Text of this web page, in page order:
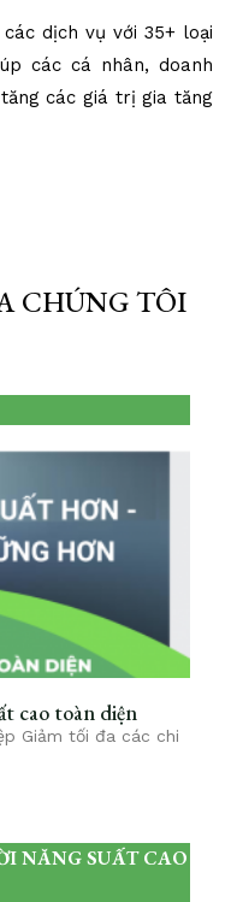
dịch vụ với 35+ loại
các cá nhân, doanh
các giá trị gia tăng
CHÚNG TÔI
cao toàn diện
Giảm tối đa các chi
NĂNG SUẤT CAO